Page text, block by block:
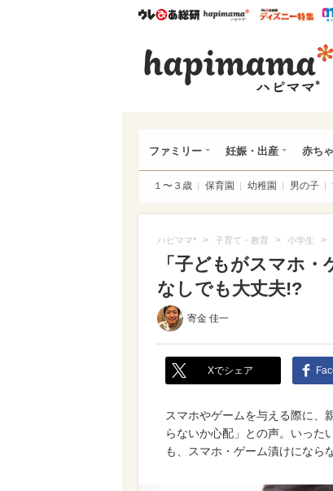
ウレぴあ総研ハピママ*
ファミリー 妊娠・出産 赤ち
１〜３歳 保育園 幼稚園 男の子
ハピママ* > 子育て・教育 > 小学生 >
「子どもがスマホ
なしでも大丈夫!?
寄金 佳一
Xでシェア
スマホやゲームを与える際に、
らないか心配」との声。いった
も、スマホ・ゲーム漬けになら